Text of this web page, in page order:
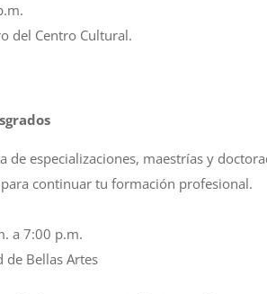
del Centro Cultural.
de especializaciones, maestrías y
continuar tu formación profesional.
a 7:00 p.m.
de Bellas Artes